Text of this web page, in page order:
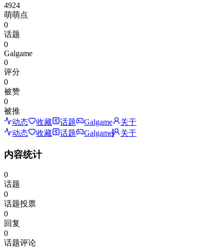
4924
萌萌点
0
话题
0
Galgame
0
评分
0
被赞
0
被推
动态
收藏 话题 Galgame
关于
动态
收藏 话题 Galgame 关于
内容统计
0
话题
0
话题投票
0
回复
0
话题评论